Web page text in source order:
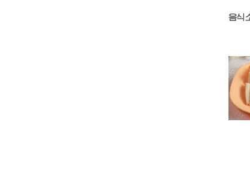
음식